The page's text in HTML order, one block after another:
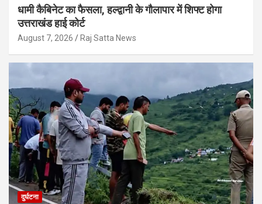
धामी कैबिनेट का फैसला, हल्द्वानी के गौलापार में शिफ्ट होगा
उत्तराखंड हाई कोर्ट
August 7, 2026 Raj Satta News
दुर्घटना